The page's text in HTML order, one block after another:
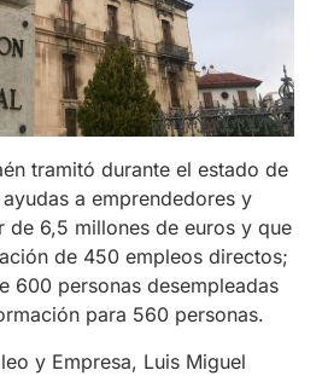
tramitó durante el estado de
a emprendedores y
de 6,5 millones de euros y que
de 450 empleos directos;
600 personas desempleadas
para 560 personas.
y Empresa, Luis Miguel